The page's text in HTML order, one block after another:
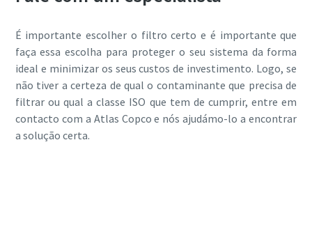
É importante escolher o filtro certo e é importante que
faça essa escolha para proteger o seu sistema da forma
ideal e minimizar os seus custos de investimento. Logo, se
não tiver a certeza de qual o contaminante que precisa de
filtrar ou qual a classe ISO que tem de cumprir, entre em
contacto com a Atlas Copco e nós ajudámo-lo a encontrar
a solução certa.